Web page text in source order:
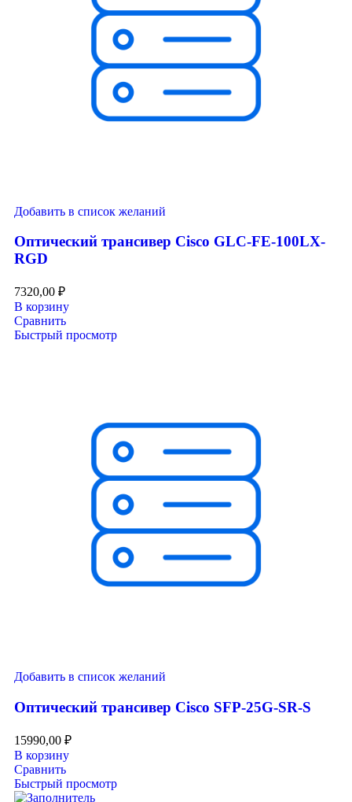
Добавить в список желаний
Оптический трансивер Cisco GLC-FE-100LX-
RGD
7320,00 ₽
В корзину
Сравнить
Быстрый просмотр
Добавить в список желаний
Оптический трансивер Cisco SFP-25G-SR-S
15990,00 ₽
В корзину
Сравнить
Быстрый просмотр